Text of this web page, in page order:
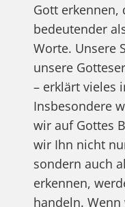
Gott erkennen,
bedeutender
Worte. Unsere
unsere
– erklärt vieles
Insbesondere
wir auf Gottes
wir Ihn nicht
sondern auch
erkennen,
handeln.